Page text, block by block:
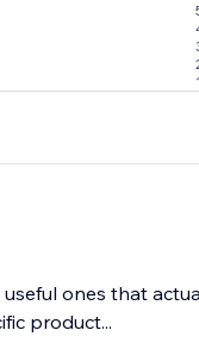
1
ones that
product...